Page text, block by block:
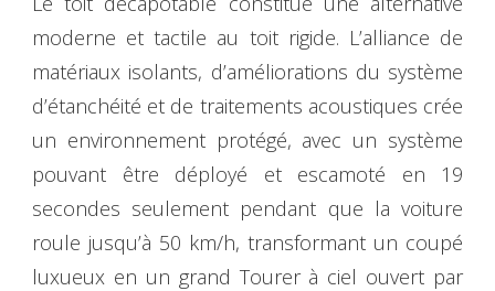
moderne et tactile au toit rigide. L’alliance de
matériaux isolants, d’améliorations du système
d’étanchéité et de traitements acoustiques crée
un environnement protégé, avec un système
pouvant être déployé et escamoté en 19
secondes seulement pendant que la voiture
roule jusqu’à 50 km/h, transformant un coupé
luxueux en un grand Tourer à ciel ouvert par